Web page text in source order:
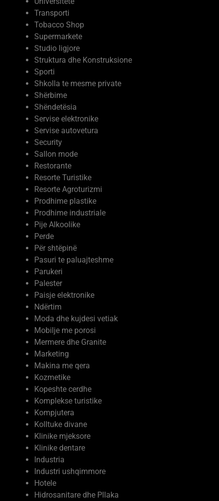
Tobacco Shop
Supermarkete
Studio ligjore
Struktura dhe Konstruksione
Sporti
Shkolla te mesme private
Shërbime
Shëndetësia
Servise elektronike
Servise autovetura
Security
Sallon mode
Restorante
Resorte Turistike
Resorte Agroturizmi
Prodhime plastike
Prodhime industriale
Pije Alkoolike
Perde
Për shtëpinë
Pasuri te paluajteshme
Parukeri
Palester
Paisje elektronike
Ndërtim
Moda dhe kujdesi vetiak
Mobilje me porosi
Mermere dhe Granite
Marketing
Makina me qera
Kozmetike
Kopeshte cerdhe
Komplekse turistike
Kompjutera
Kolltuke divane
Klinike mjeksore
Klinike dentare
Industria
Industri ushqimmore
Hotele
Hidrosanitare dhe Pllaka
Hidraulike